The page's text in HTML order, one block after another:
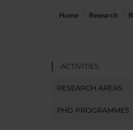
Home Research
ACTIVITIES
RESEARCH AREAS
PHD PROGRAMMES